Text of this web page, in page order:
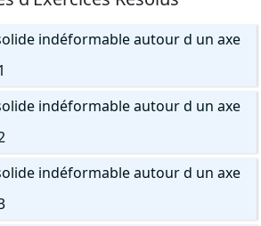
indéformable autour d un axe
indéformable autour d un axe
indéformable autour d un axe